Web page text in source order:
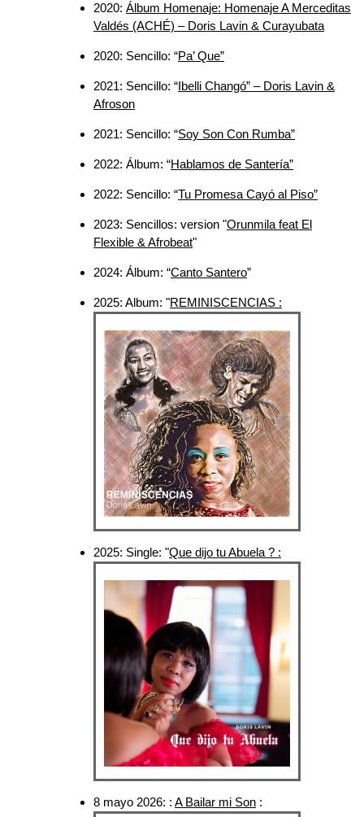
2020: Álbum Homenaje: Homenaje A Merceditas
Valdés (ACHÉ) – Doris Lavin & Curayubata
2020: Sencillo: “Pa’ Que”
2021: Sencillo: “Ibelli Changó” – Doris Lavin &
Afroson
2021: Sencillo: “Soy Son Con Rumba”
2022: Álbum: “Hablamos de Santería”
2022: Sencillo: “Tu Promesa Cayó al Piso”
2023: Sencillos: version "Orunmila feat El
Flexible & Afrobeat"
2024: Álbum: “Canto Santero”
2025: Album: "REMINISCENCIAS :
2025: Single: "Que dijo tu Abuela ? :
8 mayo 2026: : A Bailar mi Son :